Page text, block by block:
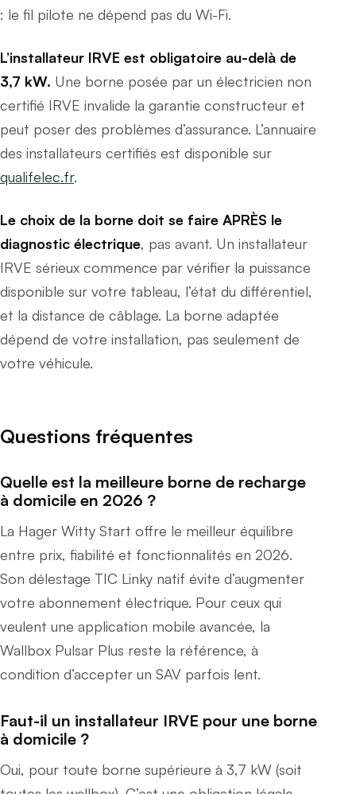
: le fil pilote ne dépend pas du Wi-Fi.
L’installateur IRVE est obligatoire au-delà de
3,7 kW. Une borne posée par un électricien non
certifié IRVE invalide la garantie constructeur et
peut poser des problèmes d’assurance. L’annuaire
des installateurs certifiés est disponible sur
qualifelec.fr.
Le choix de la borne doit se faire APRÈS le
diagnostic électrique, pas avant. Un installateur
IRVE sérieux commence par vérifier la puissance
disponible sur votre tableau, l’état du différentiel,
et la distance de câblage. La borne adaptée
dépend de votre installation, pas seulement de
votre véhicule.
Questions fréquentes
Quelle est la meilleure borne de recharge
à domicile en 2026 ?
La Hager Witty Start offre le meilleur équilibre
entre prix, fiabilité et fonctionnalités en 2026.
Son délestage TIC Linky natif évite d’augmenter
votre abonnement électrique. Pour ceux qui
veulent une application mobile avancée, la
Wallbox Pulsar Plus reste la référence, à
condition d’accepter un SAV parfois lent.
Faut-il un installateur IRVE pour une borne
à domicile ?
Oui, pour toute borne supérieure à 3,7 kW (soit